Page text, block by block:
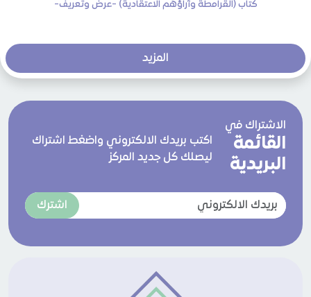
كتاب (القرامطة وآراؤهم الاعتقادية) -عرض وتعريف-
المزيد
الاشتراك في
القائمة
البريدية
اكتب بريدك الالكتروني واضغط اشتراك
ليصلك كل جديد المركز
اشترك